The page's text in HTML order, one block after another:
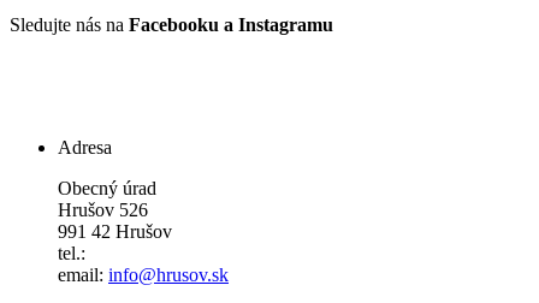
Sledujte nás na Facebooku a Instagramu
Adresa
Obecný úrad
Hrušov 526
991 42 Hrušov
tel.:
email: info@hrusov.sk